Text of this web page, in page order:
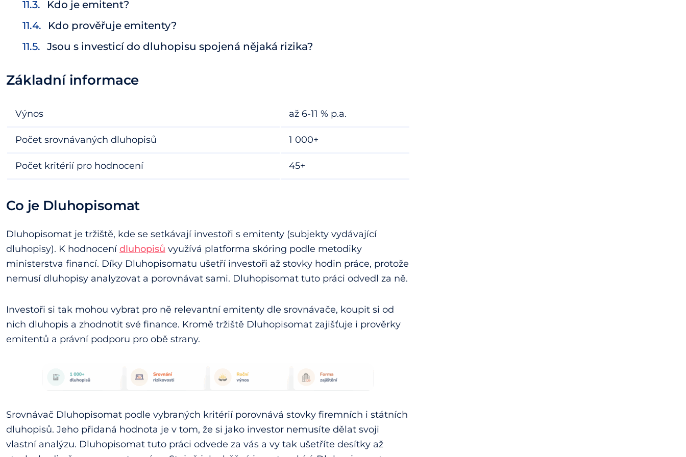
Kdo je emitent?
Kdo prověřuje emitenty?
Jsou s investicí do dluhopisu spojená nějaká rizika?
Základní informace
Výnos až 6-11 % p.a.
Počet srovnávaných dluhopisů 1 000+
Počet kritérií pro hodnocení 45+
Co je Dluhopisomat
Dluhopisomat je tržiště, kde se setkávají investoři s emitenty (subjekty vydávající
dluhopisy). K hodnocení dluhopisů využívá platforma skóring podle metodiky
ministerstva financí. Díky Dluhopisomatu ušetří investoři až stovky hodin práce, protože
nemusí dluhopisy analyzovat a porovnávat sami. Dluhopisomat tuto práci odvedl za ně.
Investoři si tak mohou vybrat pro ně relevantní emitenty dle srovnávače, koupit si od
nich dluhopis a zhodnotit své finance. Kromě tržiště Dluhopisomat zajišťuje i prověrky
emitentů a právní podporu pro obě strany.
Srovnávač Dluhopisomat podle vybraných kritérií porovnává stovky firemních i státních
dluhopisů. Jeho přidaná hodnota je v tom, že si jako investor nemusíte dělat svoji
vlastní analýzu. Dluhopisomat tuto práci odvede za vás a vy tak ušetříte desítky až